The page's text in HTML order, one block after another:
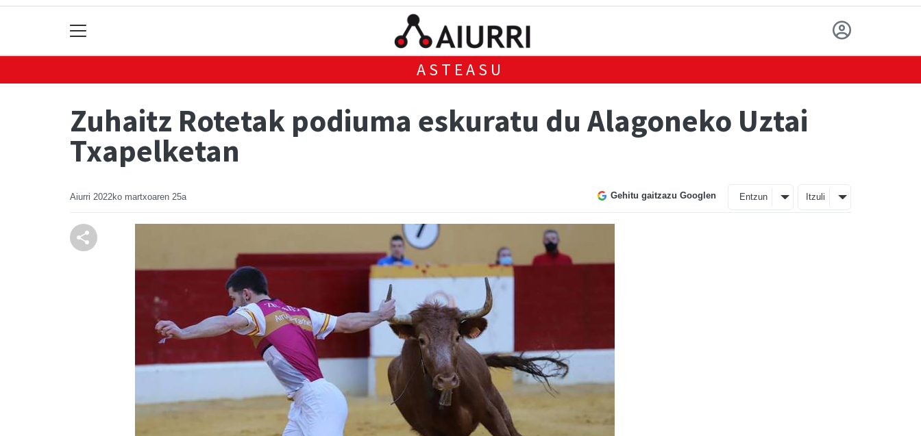
ASTEASU
Zuhaitz Rotetak podiuma eskuratu du Alagoneko Uztai
Txapelketan
Aiurri 2022ko martxoaren 25a Gehitu gaitzazu Googlen Entzun Itzuli